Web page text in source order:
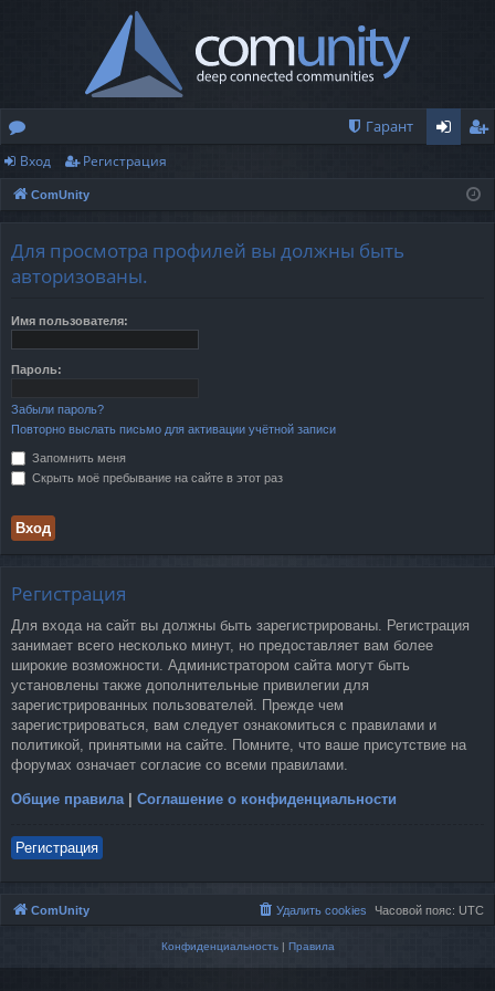
о
ру
ы
Гарант
ис
Вход Регистрация
ComUnity
Для просмотра профилей вы должны быть
авторизованы.
Имя пользователя:
Пароль:
Забыли пароль?
Повторно выслать письмо для активации учётной записи
Запомнить меня
Скрыть моё пребывание на сайте в этот раз
Регистрация
Для входа на сайт вы должны быть зарегистрированы. Регистрация
занимает всего несколько минут, но предоставляет вам более
широкие возможности. Администратором сайта могут быть
установлены также дополнительные привилегии для
зарегистрированных пользователей. Прежде чем
зарегистрироваться, вам следует ознакомиться с правилами и
политикой, принятыми на сайте. Помните, что ваше присутствие на
форумах означает согласие со всеми правилами.
Общие правила | Соглашение о конфиденциальности
Регистрация
ComUnity Часовой пояс: UTC
Удалить cookies
Конфиденциальность| Правила